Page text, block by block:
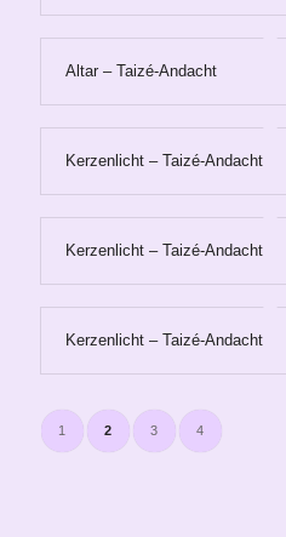
Altar – Taizé-Andacht
Kerzenlicht – Taizé-Andacht
Kerzenlicht – Taizé-Andacht
Kerzenlicht – Taizé-Andacht
1 2 3 4